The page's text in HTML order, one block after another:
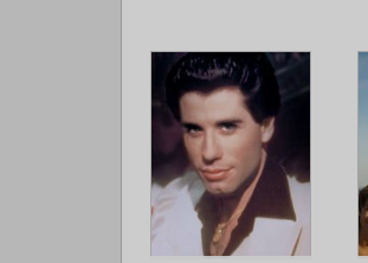
CAPITÓLIO.
MAIS INFO
COMPRAR